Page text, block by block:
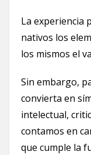
La experiencia
nativos los
los mismos el
Sin embargo,
convierta en
intelectual,
contamos en
que cumple la